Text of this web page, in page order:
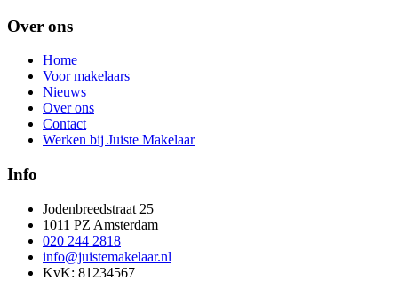
Over ons
Home
Voor makelaars
Nieuws
Over ons
Contact
Werken bij Juiste Makelaar
Info
Jodenbreedstraat 25
1011 PZ Amsterdam
020 244 2818
info@juistemakelaar.nl
KvK: 81234567